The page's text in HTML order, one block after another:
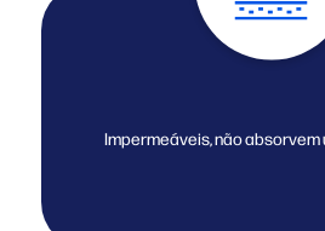
Impermeáveis, não absorvem